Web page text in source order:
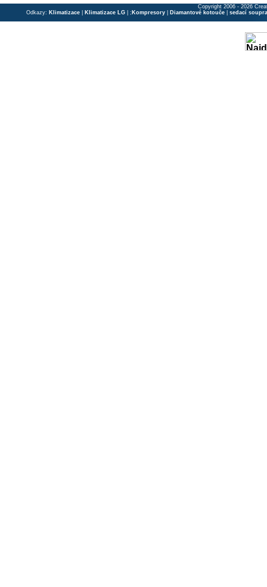
Copyright 2006 - 2026
Odkazy: Klimatizace Klimatizace LG | ; Kompresory Diamantové kotouče sedací